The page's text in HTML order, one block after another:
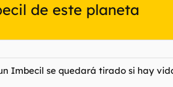
de este planeta
Imbecil se quedará tirado si hay